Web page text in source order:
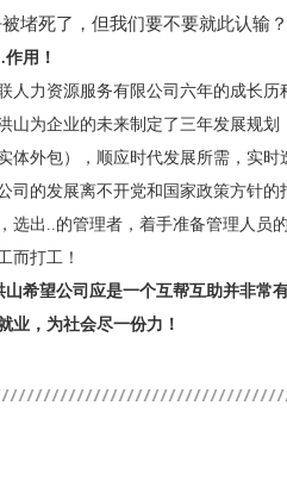
堵死了，但我们要不要就此认输
用！
人力资源服务有限公司六年的成长
山为企业的未来制定了三年发展规
体外包），顺应时代发展所需，实
司的发展离不开党和国家政策方针
选出..的管理者，着手准备管理人员
而打工！
山希望公司应是一个互帮互助并非常
业，为社会尽一份力！